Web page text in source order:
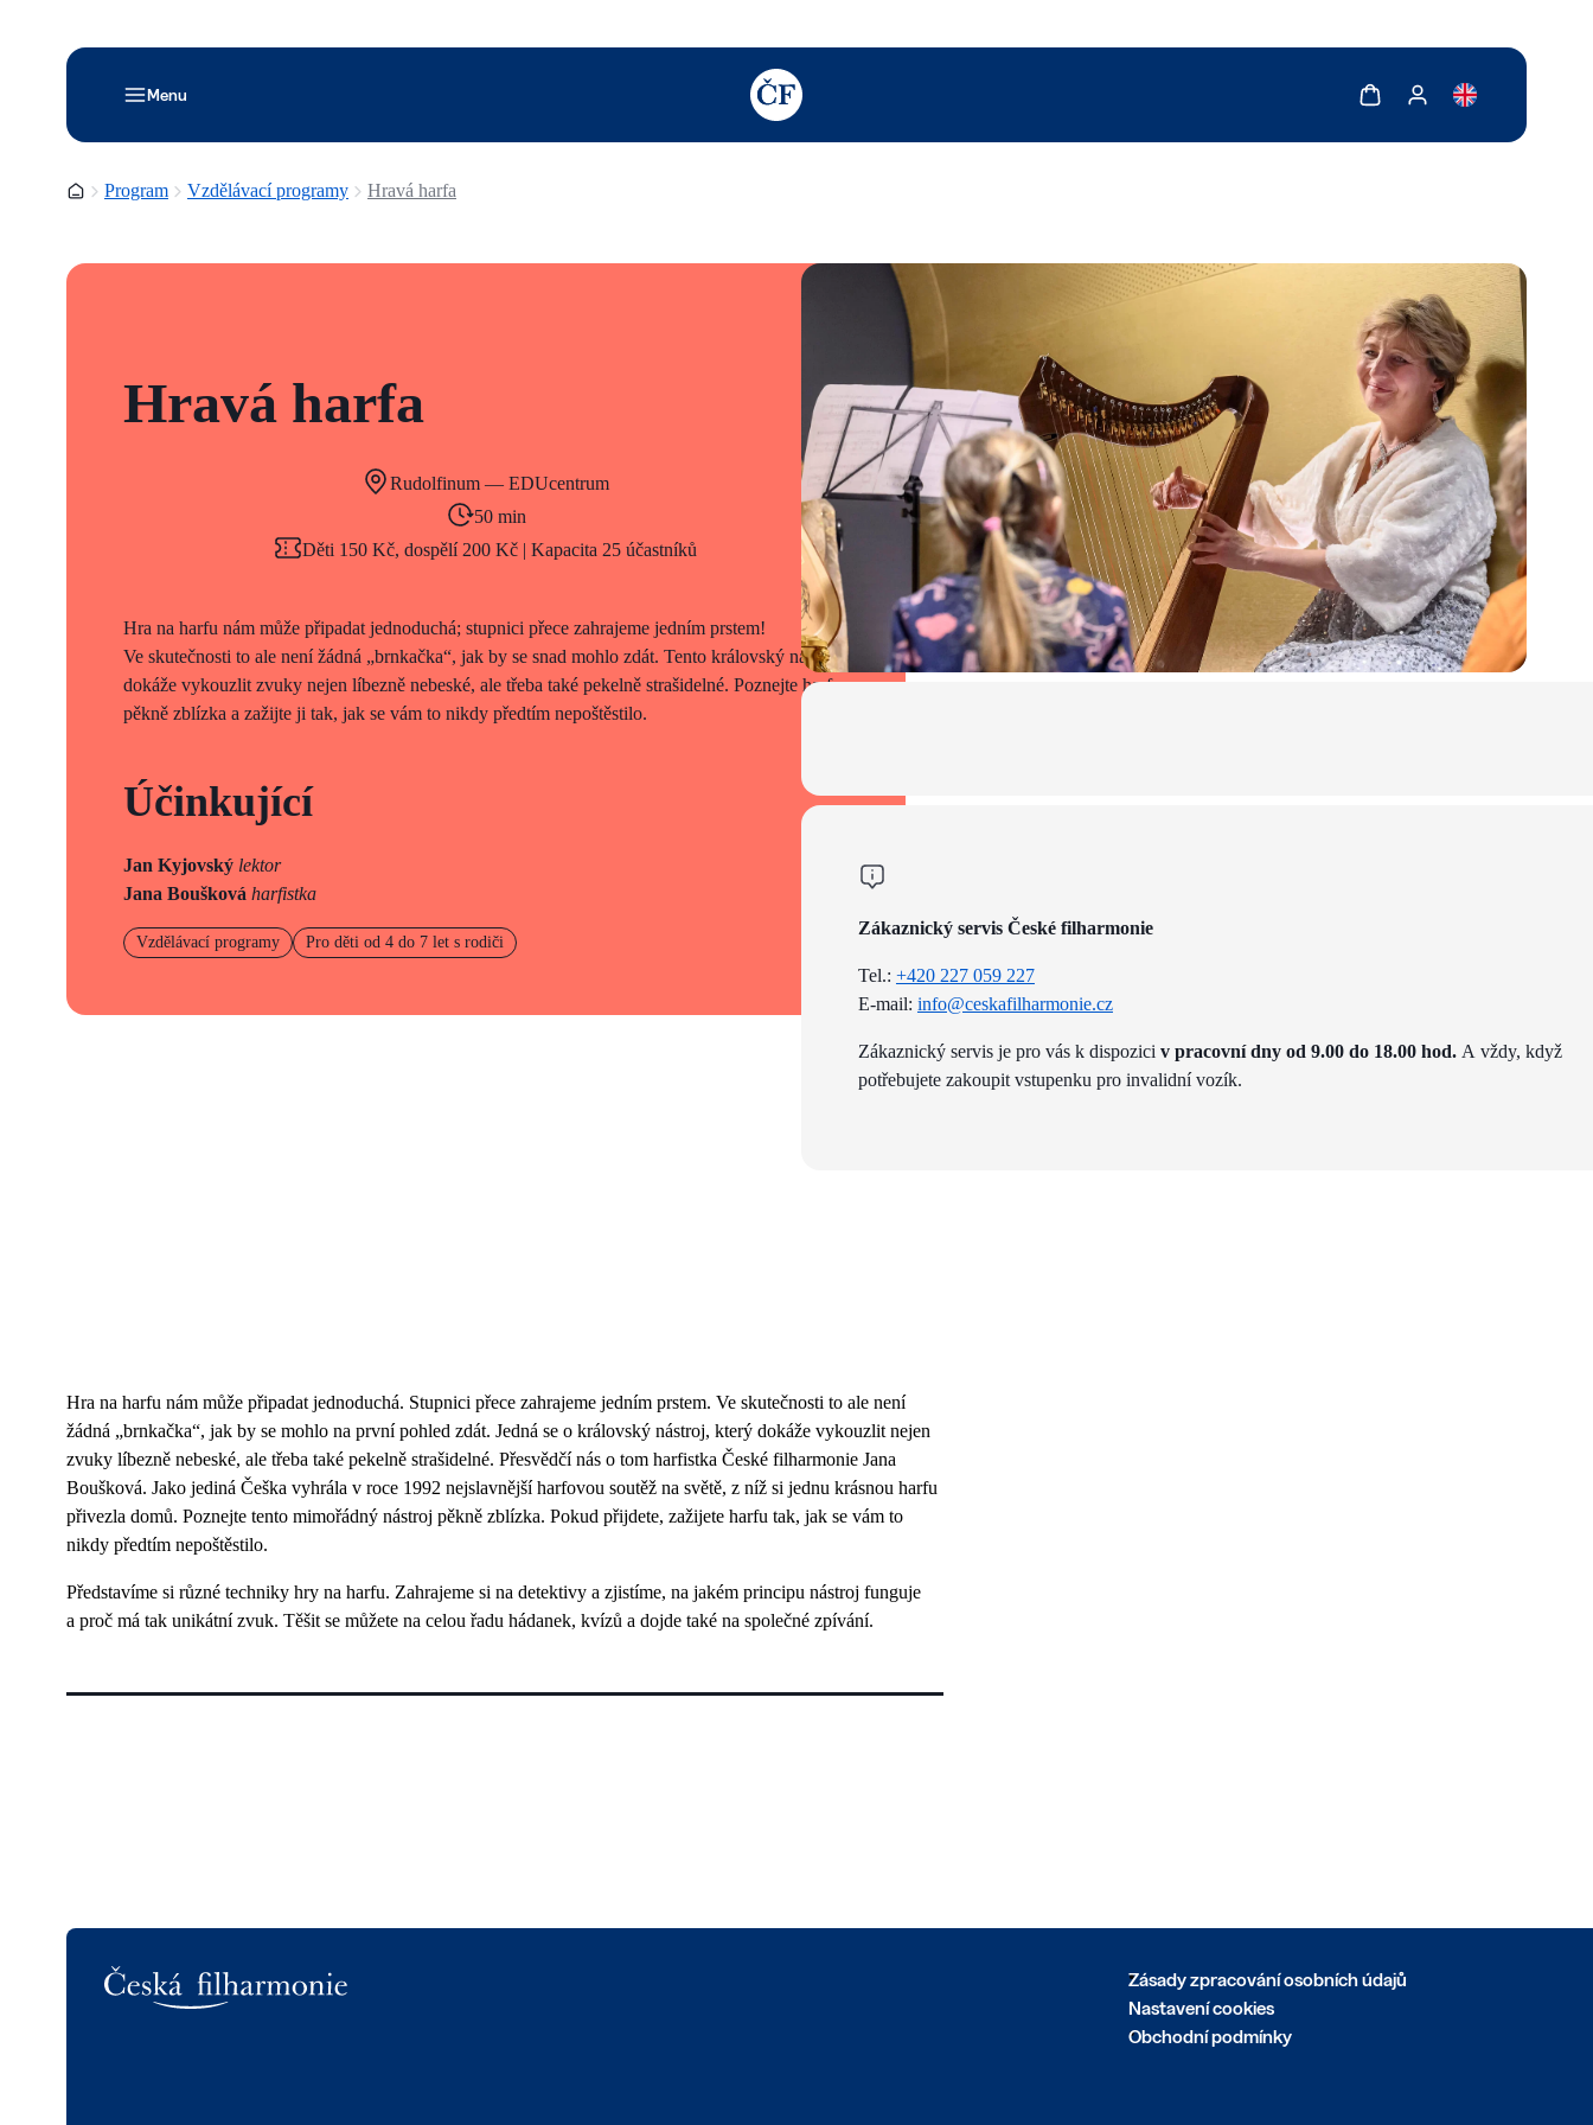
Menu
TODO: Add description for reader
Zobrazit košíkZobrazit můj účet
Domovská stránka
Program Vzdělávací programy Hravá harfa
Hravá harfa
Rudolfinum — EDUcentrum
50 min
Děti 150 Kč, dospělí 200 Kč | Kapacita 25 účastníků
Hra na harfu nám může připadat jednoduchá; stupnici přece zahrajeme jedním prstem!
Ve skutečnosti to ale není žádná „brnkačka“, jak by se snad mohlo zdát. Tento královský nástroj
dokáže vykouzlit zvuky nejen líbezně nebeské, ale třeba také pekelně strašidelné. Poznejte harfu
pěkně zblízka a zažijte ji tak, jak se vám to nikdy předtím nepoštěstilo.
Účinkující
Jan Kyjovský lektor
Jana Boušková harfistka
Vzdělávací programy Pro děti od 4 do 7 let s rodiči
Zákaznický servis České filharmonie
Tel.: +420 227 059 227
E-mail: info@ceskafilharmonie.cz
Zákaznický servis je pro vás k dispozici v pracovní dny od 9.00 do 18.00 hod. A vždy, když
potřebujete zakoupit vstupenku pro invalidní vozík.
Hra na harfu nám může připadat jednoduchá. Stupnici přece zahrajeme jedním prstem. Ve skutečnosti to ale není
žádná „brnkačka“, jak by se mohlo na první pohled zdát. Jedná se o královský nástroj, který dokáže vykouzlit nejen
zvuky líbezně nebeské, ale třeba také pekelně strašidelné. Přesvědčí nás o tom harfistka České filharmonie Jana
Boušková. Jako jediná Češka vyhrála v roce 1992 nejslavnější harfovou soutěž na světě, z níž si jednu krásnou harfu
přivezla domů. Poznejte tento mimořádný nástroj pěkně zblízka. Pokud přijdete, zažijete harfu tak, jak se vám to
nikdy předtím nepoštěstilo.
Představíme si různé techniky hry na harfu. Zahrajeme si na detektivy a zjistíme, na jakém principu nástroj funguje
a proč má tak unikátní zvuk. Těšit se můžete na celou řadu hádanek, kvízů a dojde také na společné zpívání.
Zásady zpracování osobních údajů
Nastavení cookies
Obchodní podmínky